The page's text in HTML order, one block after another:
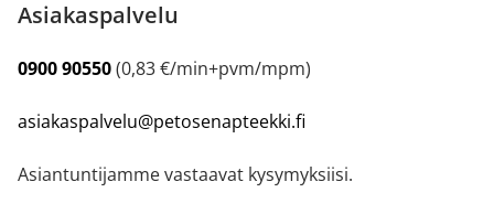
Asiakaspalvelu
0900 90550(0,83 €/min+pvm/mpm)
asiakaspalvelu@petosenapteekki.fi
Asiantuntijamme vastaavat kysymyksiisi.